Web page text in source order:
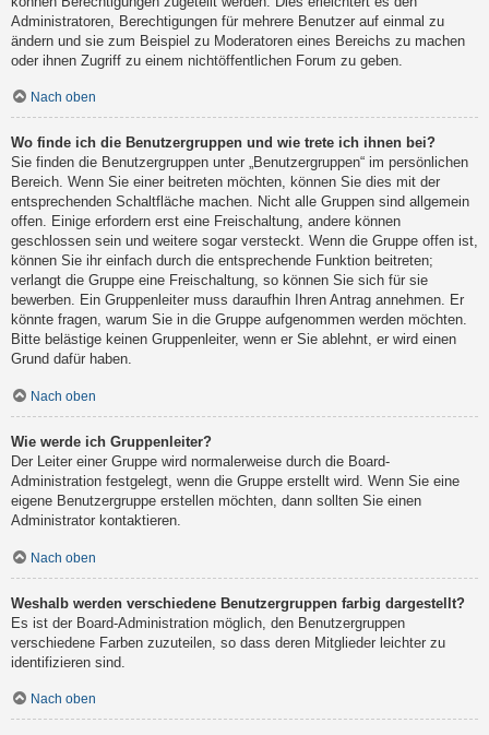
Administratoren, Berechtigungen für mehrere Benutzer auf einmal zu
ändern und sie zum Beispiel zu Moderatoren eines Bereichs zu machen
oder ihnen Zugriff zu einem nichtöffentlichen Forum zu geben.
Nach oben
Wo finde ich die Benutzergruppen und wie trete ich ihnen bei?
Sie finden die Benutzergruppen unter „Benutzergruppen“ im persönlichen
Bereich. Wenn Sie einer beitreten möchten, können Sie dies mit der
entsprechenden Schaltfläche machen. Nicht alle Gruppen sind allgemein
offen. Einige erfordern erst eine Freischaltung, andere können
geschlossen sein und weitere sogar versteckt. Wenn die Gruppe offen ist,
können Sie ihr einfach durch die entsprechende Funktion beitreten;
verlangt die Gruppe eine Freischaltung, so können Sie sich für sie
bewerben. Ein Gruppenleiter muss daraufhin Ihren Antrag annehmen. Er
könnte fragen, warum Sie in die Gruppe aufgenommen werden möchten.
Bitte belästige keinen Gruppenleiter, wenn er Sie ablehnt, er wird einen
Grund dafür haben.
Nach oben
Wie werde ich Gruppenleiter?
Der Leiter einer Gruppe wird normalerweise durch die Board-
Administration festgelegt, wenn die Gruppe erstellt wird. Wenn Sie eine
eigene Benutzergruppe erstellen möchten, dann sollten Sie einen
Administrator kontaktieren.
Nach oben
Weshalb werden verschiedene Benutzergruppen farbig dargestellt?
Es ist der Board-Administration möglich, den Benutzergruppen
verschiedene Farben zuzuteilen, so dass deren Mitglieder leichter zu
identifizieren sind.
Nach oben